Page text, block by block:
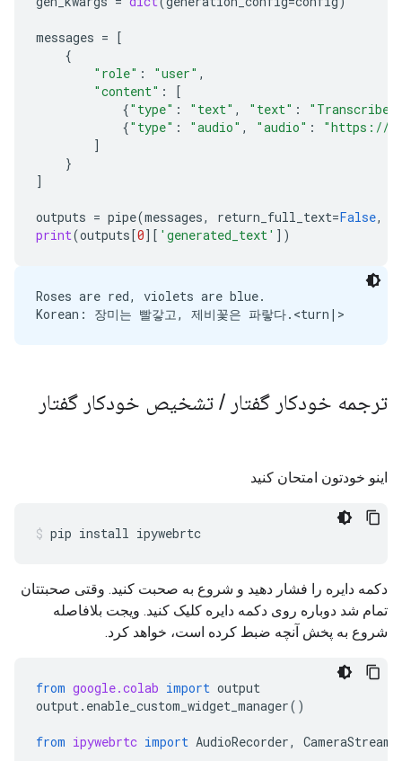
messages = [
{
"role" : "user" ,
"content" :
[
{"type" : "text" , "text" :
"Transcribe
{"type" : "audio" , "audio" :
"https://
]
}
]
outputs = pipe(messages, return_full_text=False,
print(outputs[0][ 'generated_text' ])
Roses are red, violets are blue.
ترجمه خودکار گفتار / تشخیص خودکار گفتار
اینو خودتون امتحان کنید
pip install ipywebrtc
دکمه دایره را فشار دهید و شروع به صحبت کنید. وقتی صحبتتان
تمام شد دوباره روی دکمه دایره کلیک کنید. ویجت بلافاصله
شروع به پخش آنچه ضبط کرده است، خواهد کرد.
from google.colab import output
output. enable_custom_widget_manager()
from ipywebrtc import AudioRecorder, CameraStream